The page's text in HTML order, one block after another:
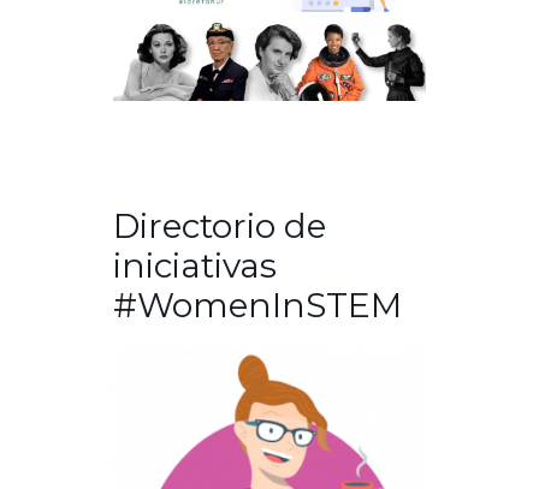
Directorio de
iniciativas
#WomenInSTEM